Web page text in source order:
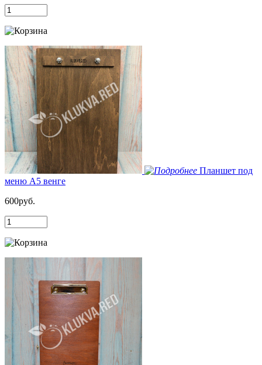
Планшет под
меню А5 венге
600руб.